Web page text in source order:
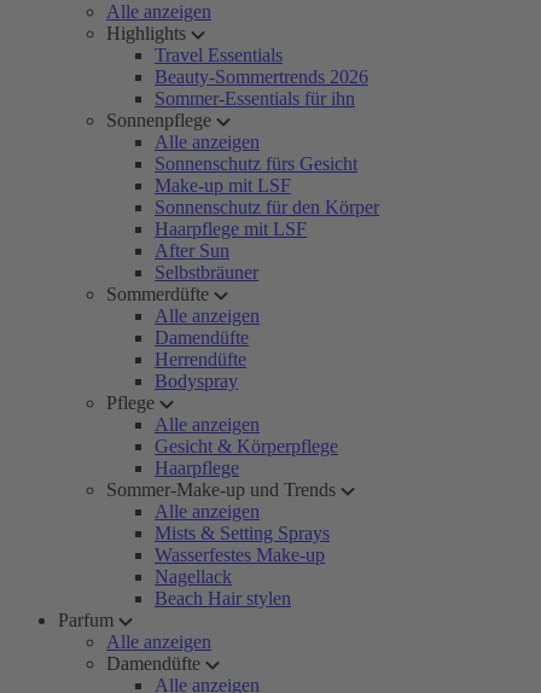
Alle anzeigen
Highlights
Travel Essentials
Beauty-Sommertrends 2026
Sommer-Essentials für ihn
Sonnenpflege
Alle anzeigen
Sonnenschutz fürs Gesicht
Make-up mit LSF
Sonnenschutz für den Körper
Haarpflege mit LSF
After Sun
Selbstbräuner
Sommerdüfte
Alle anzeigen
Damendüfte
Herrendüfte
Bodyspray
Pflege
Alle anzeigen
Gesicht & Körperpflege
Haarpflege
Sommer-Make-up und Trends
Alle anzeigen
Mists & Setting Sprays
Wasserfestes Make-up
Nagellack
Beach Hair stylen
Parfum
Alle anzeigen
Damendüfte
Alle anzeigen